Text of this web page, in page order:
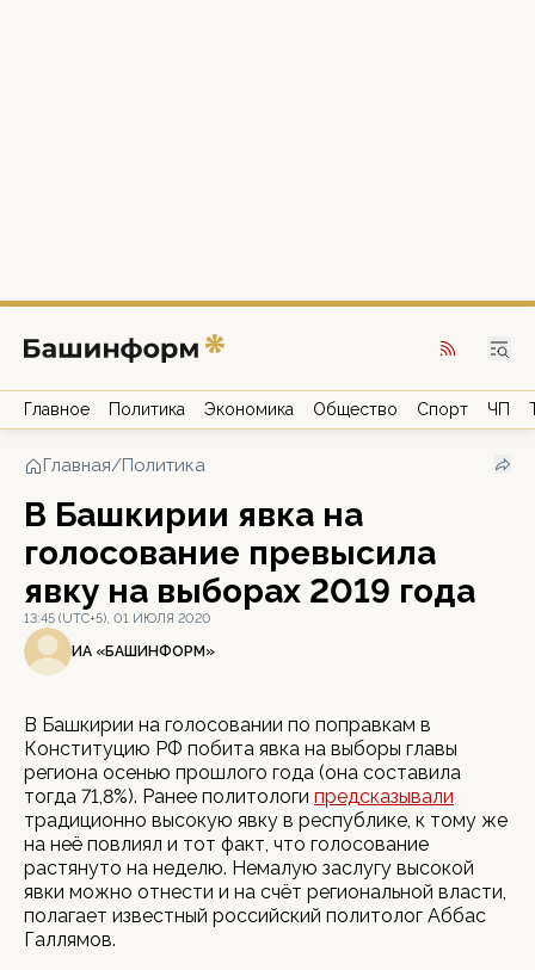
Главное Политика Экономика Общество Спорт ЧП
Главная/Политика
В Башкирии явка на
голосование превысила
явку на выборах 2019 года
13:45 (UTC+5), 01 ИЮЛЯ 2020
ИА «БАШИНФОРМ»
В Башкирии на голосовании по поправкам в
Конституцию РФ побита явка на выборы главы
региона осенью прошлого года (она составила
тогда 71,8%). Ранее политологи предсказывали
традиционно высокую явку в республике, к тому же
на неё повлиял и тот факт, что голосование
растянуто на неделю. Немалую заслугу высокой
явки можно отнести и на счёт региональной власти,
полагает известный российский политолог Аббас
Галлямов.